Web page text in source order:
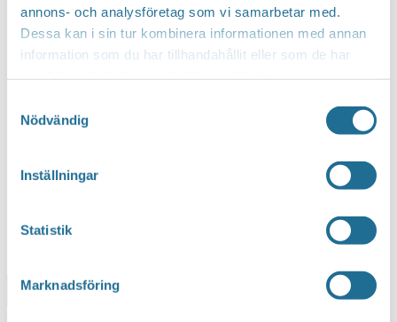
annons- och analysföretag som vi samarbetar med.
Dessa kan i sin tur kombinera informationen med annan
information som du har tillhandahållit eller som de har
Nödvändig
Inställningar
Statistik
Marknadsföring
Lägg till i kalender